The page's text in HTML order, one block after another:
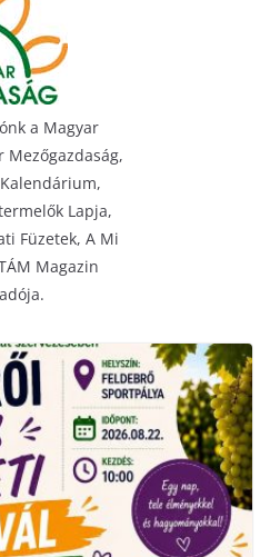
a Magyar
Mezőgazdaság,
Lapja,
Füzetek, A Mi
Magazin